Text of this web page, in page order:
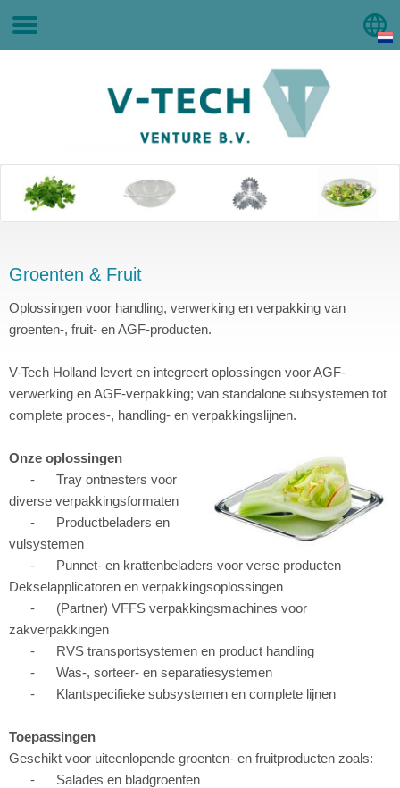
Groenten & Fruit
Oplossingen voor handling, verwerking en verpakking van
groenten-, fruit- en AGF-producten.
V-Tech Holland levert en integreert oplossingen voor AGF-
verwerking en AGF-verpakking; van standalone subsystemen tot
complete proces-, handling- en verpakkingslijnen.
Onze oplossingen
- Tray ontnesters voor
diverse verpakkingsformaten
- Productbeladers en
vulsystemen
- Punnet- en krattenbeladers voor verse producten
Dekselapplicatoren en verpakkingsoplossingen
- (Partner) VFFS verpakkingsmachines voor
zakverpakkingen
- RVS transportsystemen en product handling
- Was-, sorteer- en separatiesystemen
- Klantspecifieke subsystemen en complete lijnen
Toepassingen
Geschikt voor uiteenlopende groenten- en fruitproducten zoals:
- Salades en bladgroenten